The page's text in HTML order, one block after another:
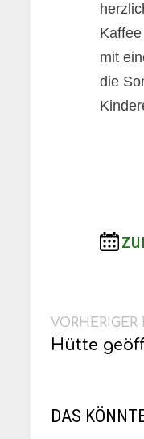
mit
die
VORHERIGER
Hütte
DAS